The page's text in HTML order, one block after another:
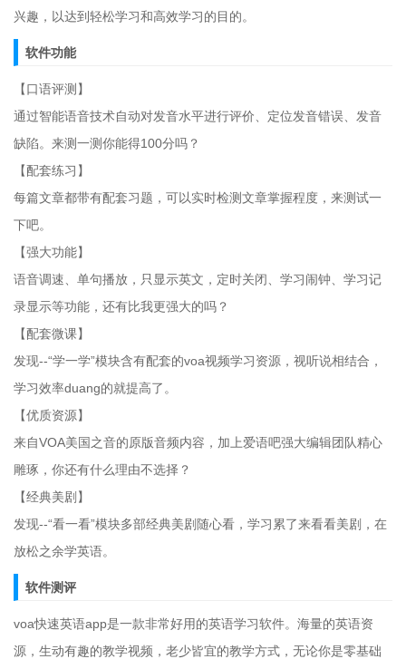
兴趣，以达到轻松学习和高效学习的目的。
软件功能
【口语评测】
通过智能语音技术自动对发音水平进行评价、定位发音错误、发音
缺陷。来测一测你能得100分吗？
【配套练习】
每篇文章都带有配套习题，可以实时检测文章掌握程度，来测试一
下吧。
【强大功能】
语音调速、单句播放，只显示英文，定时关闭、学习闹钟、学习记
录显示等功能，还有比我更强大的吗？
【配套微课】
发现--“学一学”模块含有配套的voa视频学习资源，视听说相结合，
学习效率duang的就提高了。
【优质资源】
来自VOA美国之音的原版音频内容，加上爱语吧强大编辑团队精心
雕琢，你还有什么理由不选择？
【经典美剧】
发现--“看一看”模块多部经典美剧随心看，学习累了来看看美剧，在
放松之余学英语。
软件测评
voa快速英语app是一款非常好用的英语学习软件。海量的英语资
源，生动有趣的教学视频，老少皆宜的教学方式，无论你是零基础